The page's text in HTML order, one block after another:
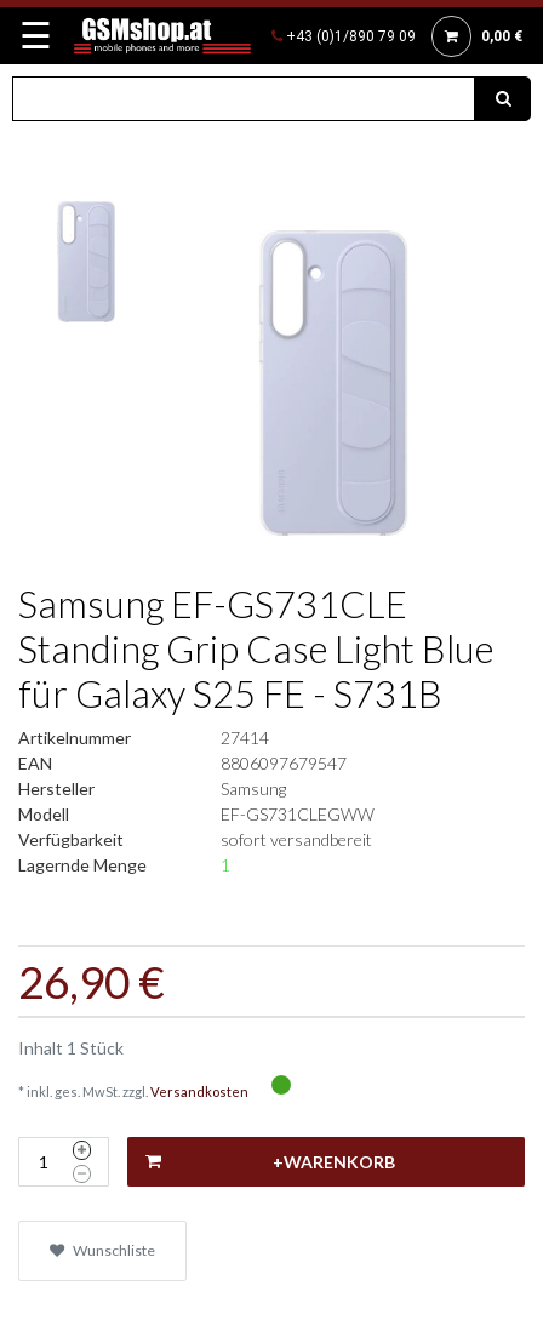
☰ +43 (0)1/890 79 09 0,00 €
Samsung EF-GS731CLE
Standing Grip Case Light Blue
für Galaxy S25 FE - S731B
Artikelnummer
27414
EAN
8806097679547
Hersteller
Samsung
Modell
EF-GS731CLEGWW
Verfügbarkeit
sofort versandbereit
Lagernde Menge
1
26,90 €
Inhalt 1 Stück
* inkl. ges. MwSt. zzgl. Versandkosten
+WARENKORB
Wunschliste